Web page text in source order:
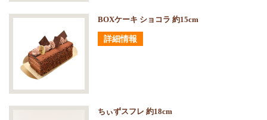
BOXケーキ ショコラ 約15cm
詳細情報
ちぃずスフレ 約18cm